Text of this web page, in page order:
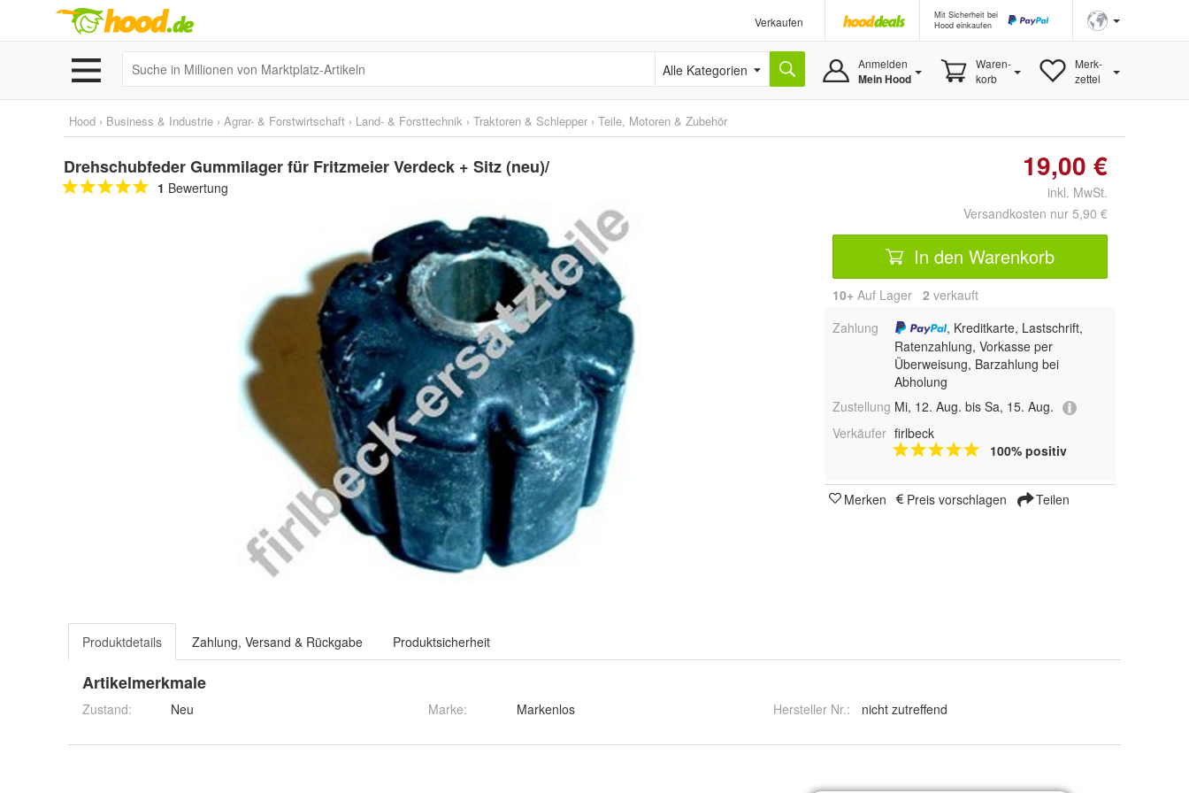
Verkaufen
Mit Sicherheit bei
Hood einkaufen
Alle Kategorien Anmelden
Mein Hood
Waren-
korb
Merk-
zettel
Hood › Business & Industrie › Agrar- & Forstwirtschaft › Land- & Forsttechnik › Traktoren & Schlepper › Teile, Motoren & Zubehör
Drehschubfeder Gummilager für Fritzmeier Verdeck + Sitz (neu)/
1 Bewertung
19,00 €
inkl. MwSt.
Versandkosten nur 5,90 €
In den Warenkorb
10+ Auf Lager 2 verkauft
Zahlung
, Kreditkarte, Lastschrift,
Ratenzahlung, Vorkasse per
Überweisung, Barzahlung bei
Abholung
Zustellung Mi, 12. Aug. bis Sa, 15. Aug.
Verkäufer firlbeck
100% positiv
Merken Preis vorschlagen Teilen
Produktdetails Zahlung, Versand & Rückgabe Produktsicherheit
Artikelmerkmale
Zustand: Neu Marke: Markenlos Hersteller Nr.: nicht zutreffend